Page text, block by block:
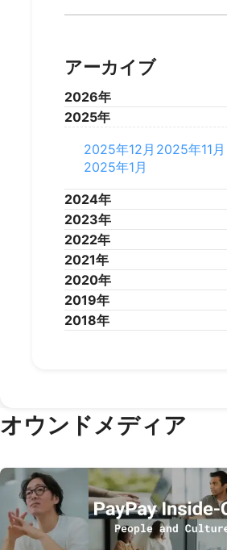
アーカイブ
2026年
2026年7月
2026年6月
2025年
2025年12月 2025年11月
2025年1月
2024年
2024年12月2024年11月
2024年1月
2023年
2023年12月2023年11月
2023年1月
2022年
2022年12月2022年11月
2022年1月
2021年
2021年12月2021年11月
2021年1月
2020年
2020年12月2020年11月
2020年1月
2019年
2019年12月2019年11月
2018年
オウンドメディア